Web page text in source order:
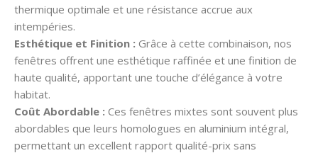
thermique optimale et une résistance accrue aux
intempéries.
Esthétique et Finition : Grâce à cette combinaison, nos
fenêtres offrent une esthétique raffinée et une finition de
haute qualité, apportant une touche d’élégance à votre
habitat.
Coût Abordable : Ces fenêtres mixtes sont souvent plus
abordables que leurs homologues en aluminium intégral,
permettant un excellent rapport qualité-prix sans